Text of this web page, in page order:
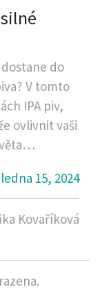
dostane do
V tomto
IPA piv,
ovlivnit vaši
pocítit
kulturu
ledna 15, 2024
Kovaříková